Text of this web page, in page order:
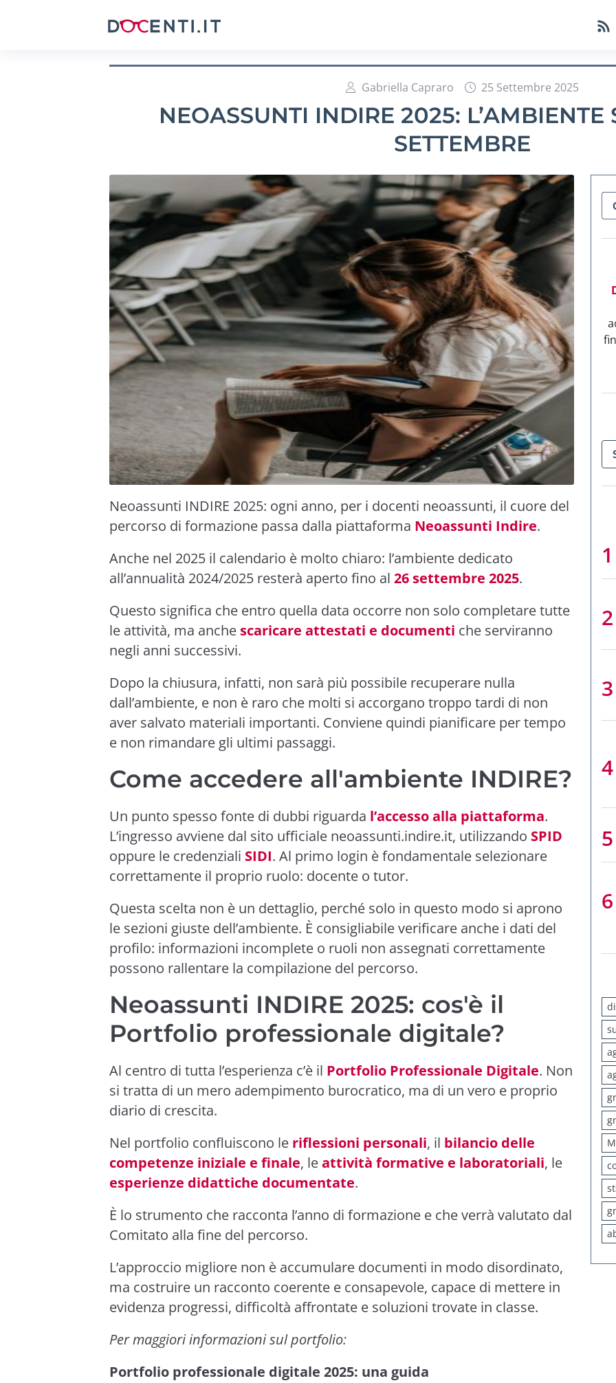
Gabriella Capraro 25 Settembre 2025
NEOASSUNTI INDIRE 2025: L’AMBIENTE
SETTEMBRE
Neoassunti INDIRE 2025: ogni anno, per i docenti neoassunti, il cuore del
percorso di formazione passa dalla piattaforma Neoassunti Indire.
Anche nel 2025 il calendario è molto chiaro: l’ambiente dedicato
all’annualità 2024/2025 resterà aperto fino al 26 settembre 2025.
Questo significa che entro quella data occorre non solo completare tutte
le attività, ma anche scaricare attestati e documenti che serviranno
negli anni successivi.
Dopo la chiusura, infatti, non sarà più possibile recuperare nulla
dall’ambiente, e non è raro che molti si accorgano troppo tardi di non
aver salvato materiali importanti. Conviene quindi pianificare per tempo
e non rimandare gli ultimi passaggi.
Come accedere all'ambiente INDIRE?
Un punto spesso fonte di dubbi riguarda l’accesso alla piattaforma.
L’ingresso avviene dal sito ufficiale neoassunti.indire.it, utilizzando SPID
oppure le credenziali SIDI. Al primo login è fondamentale selezionare
correttamente il proprio ruolo: docente o tutor.
Questa scelta non è un dettaglio, perché solo in questo modo si aprono
le sezioni giuste dell’ambiente. È consigliabile verificare anche i dati del
profilo: informazioni incomplete o ruoli non assegnati correttamente
possono rallentare la compilazione del percorso.
Neoassunti INDIRE 2025: cos'è il
Portfolio professionale digitale?
Al centro di tutta l’esperienza c’è il Portfolio Professionale Digitale. Non
si tratta di un mero adempimento burocratico, ma di un vero e proprio
diario di crescita.
Nel portfolio confluiscono le riflessioni personali, il bilancio delle
competenze iniziale e finale, leattività formative e laboratoriali, le
esperienze didattiche documentate.
È lo strumento che racconta l’anno di formazione e che verrà valutato dal
Comitato alla fine del percorso.
L’approccio migliore non è accumulare documenti in modo disordinato,
ma costruire un racconto coerente e consapevole, capace di mettere in
evidenza progressi, difficoltà affrontate e soluzioni trovate in classe.
Per maggiori informazioni sul portfolio:
Portfolio professionale digitale 2025: una guida